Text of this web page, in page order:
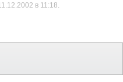
в 11:18